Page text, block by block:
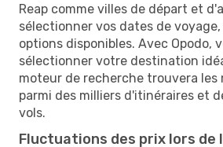
Reap comme villes de départ et
sélectionner vos dates de
options disponibles. Avec Opodo,
sélectionner votre destination
moteur de recherche trouvera
parmi des milliers d'itinéraires et
vols.
Fluctuations des prix lors de